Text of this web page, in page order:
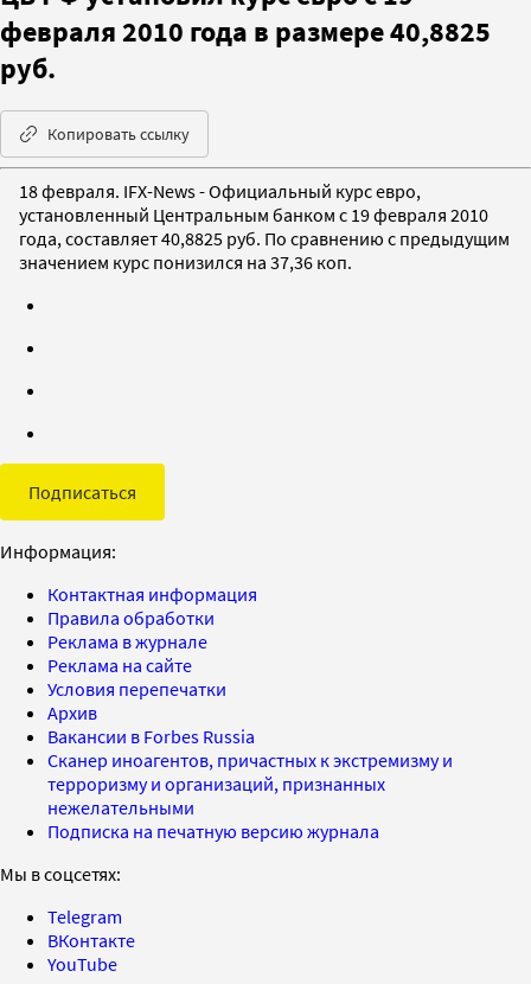
февраля 2010 года в размере 40,8825
руб.
Копировать ссылку
18 февраля. IFX-News - Официальный курс евро,
установленный Центральным банком с 19 февраля 2010
года, составляет 40,8825 руб. По сравнению с предыдущим
значением курс понизился на 37,36 коп.
Подписаться
Информация:
Контактная информация
Правила обработки
Реклама в журнале
Реклама на сайте
Условия перепечатки
Архив
Вакансии в Forbes Russia
Сканер иноагентов, причастных к экстремизму и
терроризму и организаций, признанных
нежелательными
Подписка на печатную версию журнала
Мы в соцсетях:
Telegram
ВКонтакте
YouTube